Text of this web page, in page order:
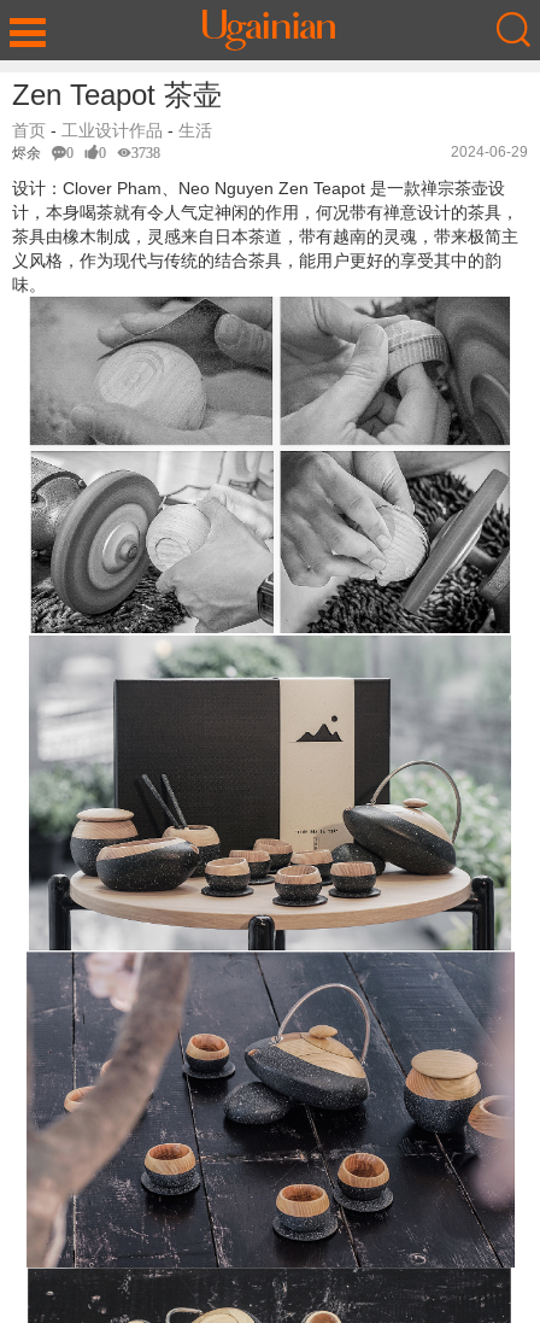
Zen Teapot 茶壶
首页 - 工业设计作品 - 生活
烬余 0 0 3738 2024-06-29
设计：Clover Pham、Neo Nguyen Zen Teapot 是一款禅宗茶壶设
计，本身喝茶就有令人气定神闲的作用，何况带有禅意设计的茶具，
茶具由橡木制成，灵感来自日本茶道，带有越南的灵魂，带来极简主
义风格，作为现代与传统的结合茶具，能用户更好的享受其中的韵
味。